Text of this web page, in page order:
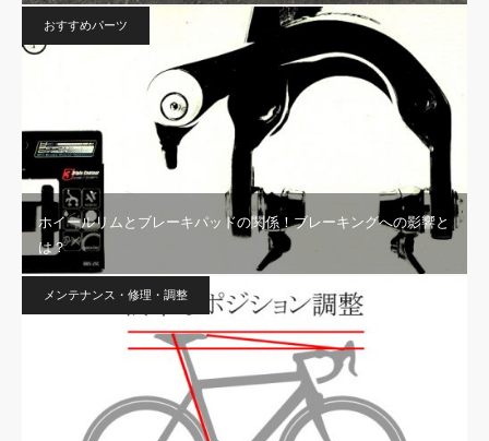
おすすめパーツ
ホイールリムとブレーキパッドの関係！ブレーキングへの影響と
は？
メンテナンス・修理・調整